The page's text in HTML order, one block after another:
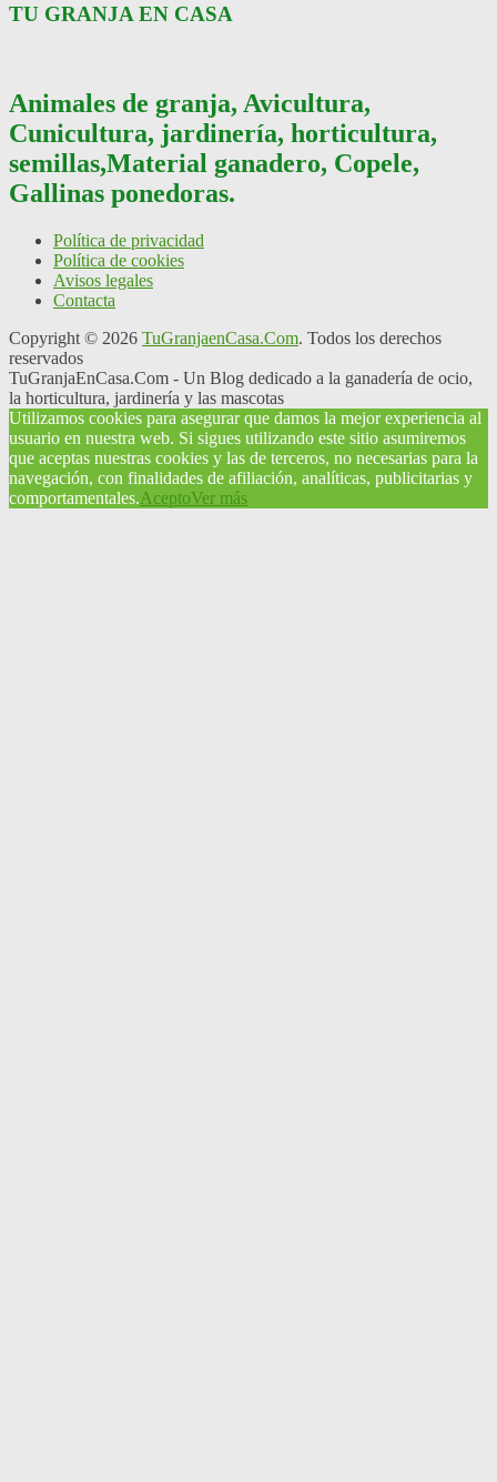
TU GRANJA EN CASA
Animales de granja, Avicultura,
Cunicultura, jardinería, horticultura,
semillas,Material ganadero, Copele,
Gallinas ponedoras.
Política de privacidad
Política de cookies
Avisos legales
Contacta
Copyright © 2026 TuGranjaenCasa.Com. Todos los derechos
reservados
TuGranjaEnCasa.Com - Un Blog dedicado a la ganadería de ocio,
la horticultura, jardinería y las mascotas
Utilizamos cookies para asegurar que damos la mejor experiencia al
usuario en nuestra web. Si sigues utilizando este sitio asumiremos
que aceptas nuestras cookies y las de terceros, no necesarias para la
navegación, con finalidades de afiliación, analíticas, publicitarias y
comportamentales.AceptoVer más